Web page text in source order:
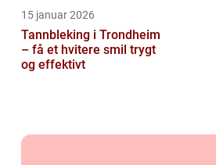
15 januar 2026
Tannbleking i Trondheim
– få et hvitere smil trygt
og effektivt